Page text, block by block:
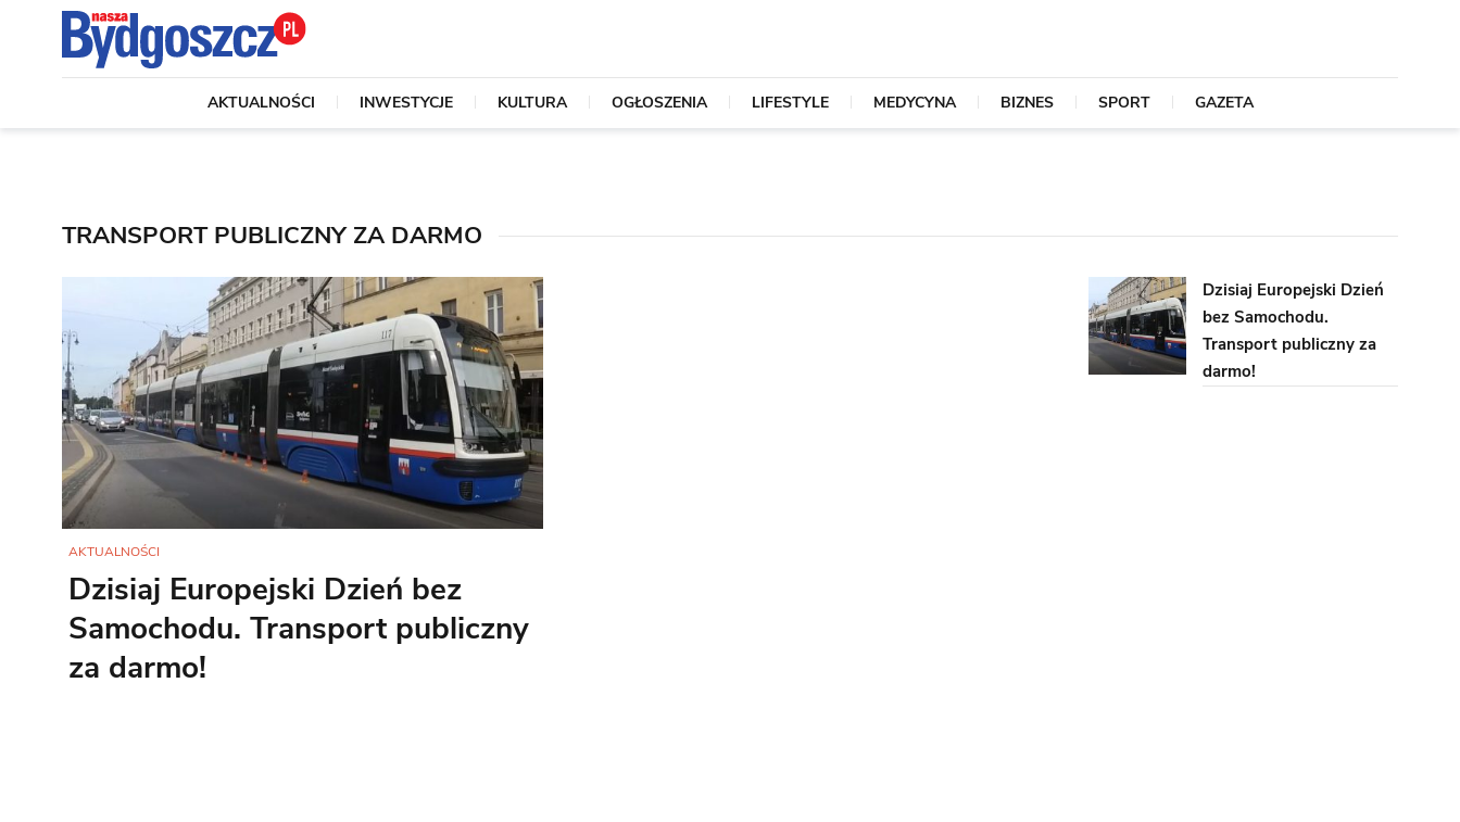
AKTUALNOŚCI INWESTYCJE KULTURA OGŁOSZENIA LIFESTYLE MEDYCYNA BIZNES SPORT GAZETA
TRANSPORT PUBLICZNY ZA DARMO
AKTUALNOŚCI
Dzisiaj Europejski Dzień bez
Samochodu. Transport publiczny
za darmo!
Dzisiaj Europejski Dzień
bez Samochodu.
Transport publiczny za
darmo!